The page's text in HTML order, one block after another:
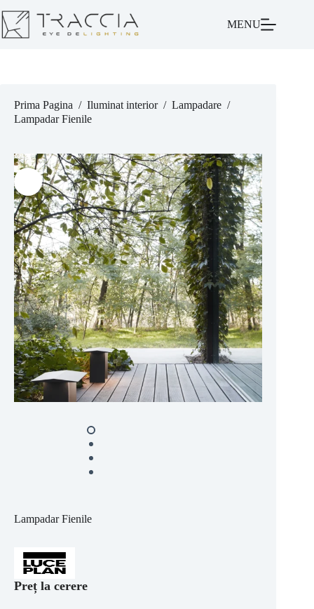
MENU
Prima Pagina / Iluminat interior / Lampadare /
Lampadar Fienile
Lampadar Fienile
Preț la cerere